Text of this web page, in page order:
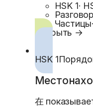
HSK 1·
Частицы·
Открыть →
HSK 1
在